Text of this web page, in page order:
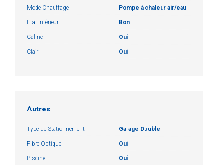
Mode Chauffage Pompe à chaleur air/eau
Etat intérieur Bon
Calme Oui
Clair Oui
Autres
Type de Stationnement Garage Double
Fibre Optique Oui
Piscine Oui